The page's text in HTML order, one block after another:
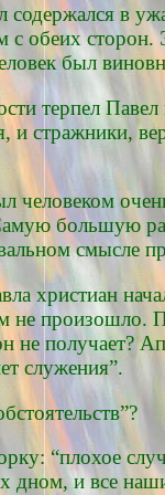
в
с обеих
был
терпел
и стражники,
человеком
большую
христиан
не произошло.
не получает?
служения”.
“плохое
дном, и все